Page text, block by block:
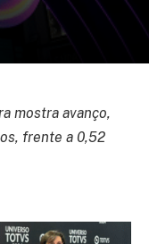
mostra avanço,
frente a 0,52